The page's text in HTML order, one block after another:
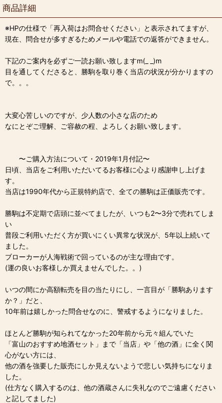
商品詳細
※HPの仕様で「再入荷はお問合せください」と表示されてますが、
現在、問合せが多すぎるためメールや電話での返答ができません。
下記のご案内を必ずご一読お願い致しますm(_ _)m
目を通してくださると、勝駒を取り巻く当店の状況が分かりますの
で。。。
大変心苦しいのですが、少人数の小さな店のため
なにとぞご理解、ご容赦の程、よろしくお願い致します。
〜ご購入方法について・2019年1月付記〜
日頃、当店をご利用いただいてるお客様に心より感謝申し上げま
す。
当店は1990年代から正規特約店で、全ての勝駒は正価販売です。
勝駒は不定期で店頭に並べてましたが、いつも2〜3分で売れてしま
い
普段ご利用いただく方が買いにくい異常な状況が、5年以上続いて
ました。
ブローカーが人海戦術で回っているのが主な理由です。
(運の良いお客様しか買えませんでした。。)
いつの間にか高額転売を目の当たりにし、一言目が「勝駒あります
か？」だと、
10年前は嬉しかった問合せなのに、警戒するようになりました。
ほとんど勝駒が知られてなかった20年前から元々組んでいた
「富山のおすすめ地酒セット」まで「当店」や「他の酒」に全く関
心がない方には、
他の酒を強要した販売にしか見えないようで悲しい気持ちになりま
した。
(仕方なく購入するのは、他の酒蔵さんに失礼なのでご遠慮ください
と記してました)